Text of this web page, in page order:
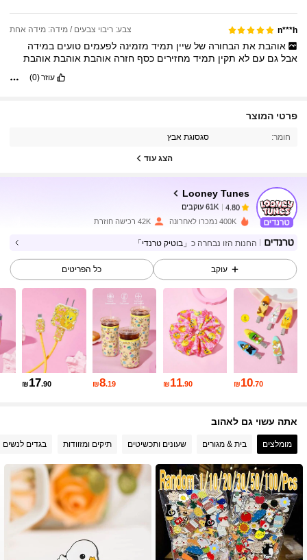
n***h צבע: ריבוי צבעים / מידה: מידה אחת
אוהבת את הבחורה של שיין תמיד מזמינה לפעמים טועים במידה
אבלגםעםלא תקין תמיד מחזיריםכסףחזרהאוהבתאוהבתאוהבת
עוזר(0)
פרטי המוצר
חומר: סגסוגת אבץ
הצג עוד
Looney Tunes
4.80 61K עוקבים
4.80
4.80 61K עוקבים
4.80 61K עוקבים
4.80 61K עוקבים
400K נמכרו לאחרונה 42K רכישה חוזרת
החנות הזו נבחרה כ 「בוטיק טרנדי」
עוקב כל הפריטים
₪10.70
₪11.90
₪8.19
₪17.90
אתה עשוי גם לאהוב
מומלצים בית & מגורים שעונים ותכשיטים תיקים ומזוודות בגדים לנשים